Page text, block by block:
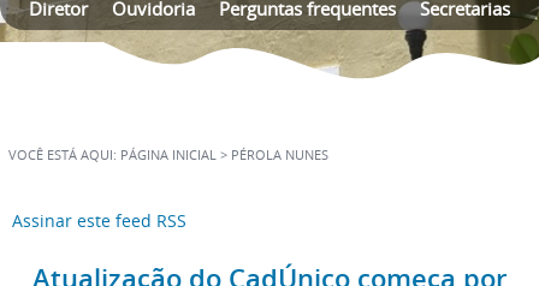
Diretor
Ouvidoria Perguntas frequentes Secretarias
VOCÊ ESTÁ AQUI: PÁGINA INICIAL > PÉROLA NUNES
Assinar este feed RSS
Atualização do CadÚnico começa por